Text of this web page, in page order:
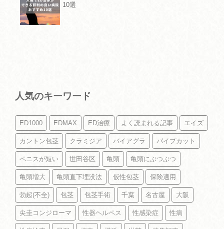
10選
人気のキーワード
ED1000 EDMAX ED治療 よく読まれる記事 エイズ
カントン包茎 クラミジア バイアグラ パイプカット
ペニスが短い 世田谷区 亀頭 亀頭にぶつぶつ
亀頭増大 亀頭直下埋没法 仮性包茎 保険適用
勃起(不全) 包茎 包茎手術 千葉 名古屋 大阪
尖圭コンジローマ 性器ヘルペス 性感染症 性病